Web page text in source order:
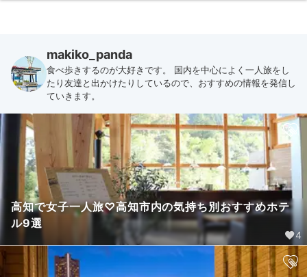
makiko_panda
食べ歩きするのが大好きです。 国内を中心によく一人旅をし
たり友達と出かけたりしているので、おすすめの情報を発信し
ていきます。
高知で女子一人旅♡高知市内の気持ち別おすすめホテ
ル9選 ​
4